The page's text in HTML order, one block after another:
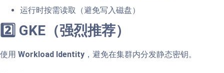
运行时按需读取（避免写入磁盘）
2️⃣ GKE（强烈推荐）
使用 Workload Identity ，避免在集群内分发静态密钥。